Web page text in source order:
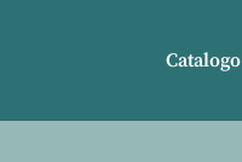
Catalogo